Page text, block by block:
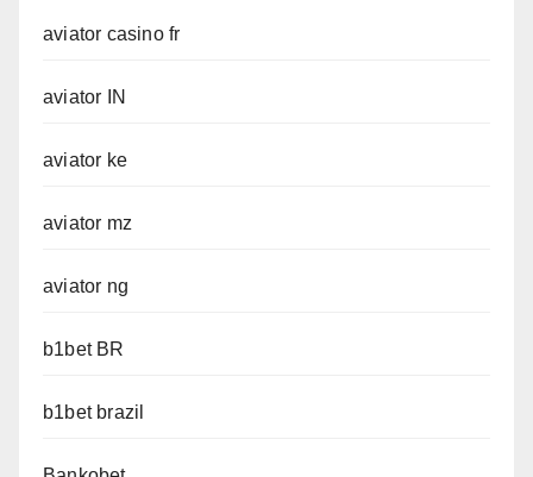
aviator casino fr
aviator IN
aviator ke
aviator mz
aviator ng
b1bet BR
b1bet brazil